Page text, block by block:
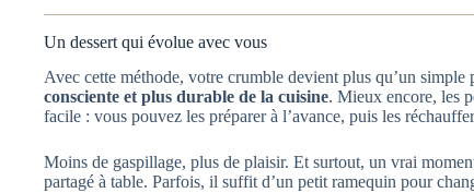
Un dessert qui évolue avec vous
Avec cette méthode, votre crumble devient plus qu’un simple
consciente et plus durable de la cuisine. Mieux encore, les
facile : vous pouvez les préparer à l’avance, puis les
Moins de gaspillage, plus de plaisir. Et surtout, un vrai
partagé à table. Parfois, il suffit d’un petit ramequin pour